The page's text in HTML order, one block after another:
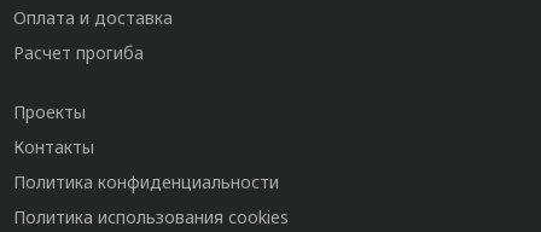
Оплата и доставка
Расчет прогиба
Проекты
Контакты
Политика конфиденциальности
Политика использования cookies